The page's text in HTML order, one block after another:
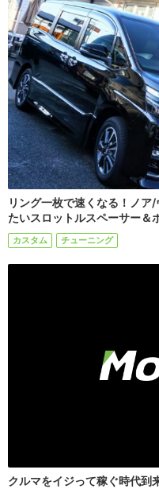
リング一枚で速くなる！ノ
たいスロットルスペーサー＆
カスタム チューニング
クルマをイジって稼ぐ時代到